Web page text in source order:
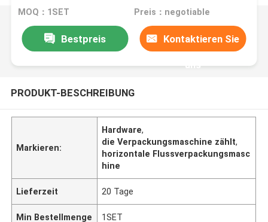
Geschwindigkeit
MOQ：1SET Preis：negotiable
Bestpreis Kontaktieren Sie
uns
PRODUKT-BESCHREIBUNG
Markieren:
Hardware,
die Verpackungsmaschine zählt,
horizontale Flussverpackungsmasc
hine
Lieferzeit 20 Tage
Min Bestellmenge 1SET